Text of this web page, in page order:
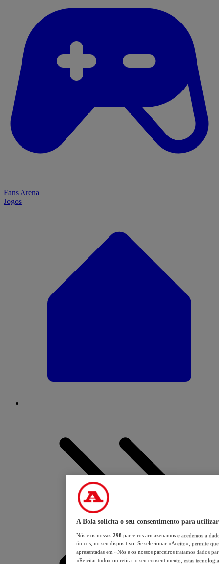
Fans Arena
Jogos
A Bola solicita o seu consentimento para utilizar
Nós e os nossos 298 parceiros armazenamos e acedemos a
únicos, no seu dispositivo. Se selecionar «Aceito», permite
apresentadas em «Nós e os nossos parceiros tratamos dados
«Rejeitar tudo» ou retirar o seu consentimento, estas